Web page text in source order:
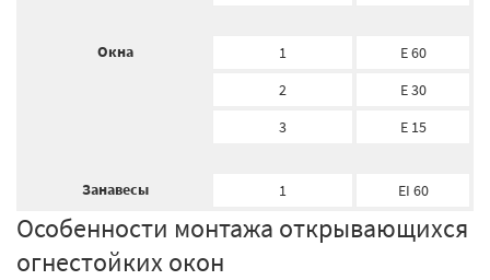
Окна 1
E 60
2
E 30
3
E 15
Занавесы 1 EI 60
Особенности монтажа открывающихся
огнестойких окон